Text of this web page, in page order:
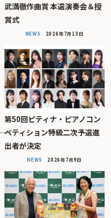
武満徹作曲賞 本選演奏会＆授
賞式
NEWS 2026年7月13日
第50回ピティナ・ピアノコン
ペティション特級二次予選進
出者が決定
NEWS 2026年7月9日